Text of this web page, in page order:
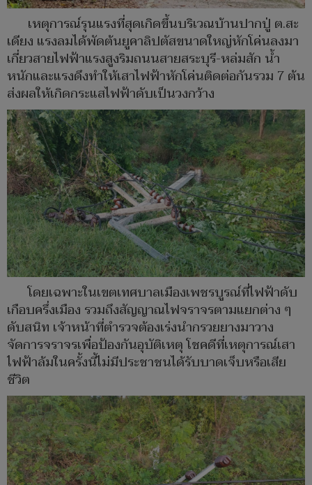
เหตุการณ์รุนแรงที่สุดเกิดขึ้นบริเวณบ้านปากปู่ ต.สะ
เดียง แรงลมได้พัดต้นยูคาลิปตัสขนาดใหญ่หักโค่นลงมา
เกี่ยวสายไฟฟ้าแรงสูงริมถนนสายสระบุรี-หล่มสัก น้ำ
หนักและแรงดึงทำให้เสาไฟฟ้าหักโค่นติดต่อกันรวม 7 ต้น
ส่งผลให้เกิดกระแสไฟฟ้าดับเป็นวงกว้าง
โดยเฉพาะในเขตเทศบาลเมืองเพชรบูรณ์ที่ไฟฟ้าดับ
เกือบครึ่งเมือง รวมถึงสัญญาณไฟจราจรตามแยกต่าง ๆ
ดับสนิท เจ้าหน้าที่ตำรวจต้องเร่งนำกรวยยางมาวาง
จัดการจราจรเพื่อป้องกันอุบัติเหตุ โชคดีที่เหตุการณ์เสา
ไฟฟ้าล้มในครั้งนี้ไม่มีประชาชนได้รับบาดเจ็บหรือเสีย
ชีวิต